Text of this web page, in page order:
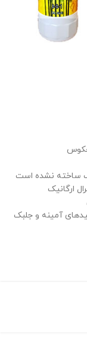
ساخته نشده است
ارگانیک
آمینه و جلبک